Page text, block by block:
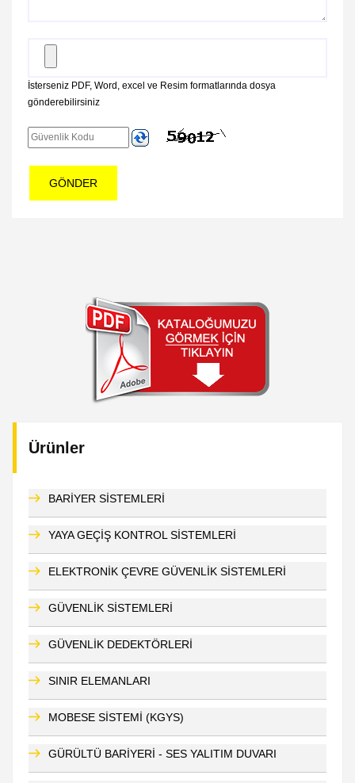
İsterseniz PDF, Word, excel ve Resim formatlarında dosya
gönderebilirsiniz
GÖNDER
Ürünler
BARİYER SİSTEMLERİ
YAYA GEÇİŞ KONTROL SİSTEMLERİ
ELEKTRONİK ÇEVRE GÜVENLİK SİSTEMLERİ
GÜVENLİK SİSTEMLERİ
GÜVENLİK DEDEKTÖRLERİ
SINIR ELEMANLARI
MOBESE SİSTEMİ (KGYS)
GÜRÜLTÜ BARİYERİ - SES YALITIM DUVARI